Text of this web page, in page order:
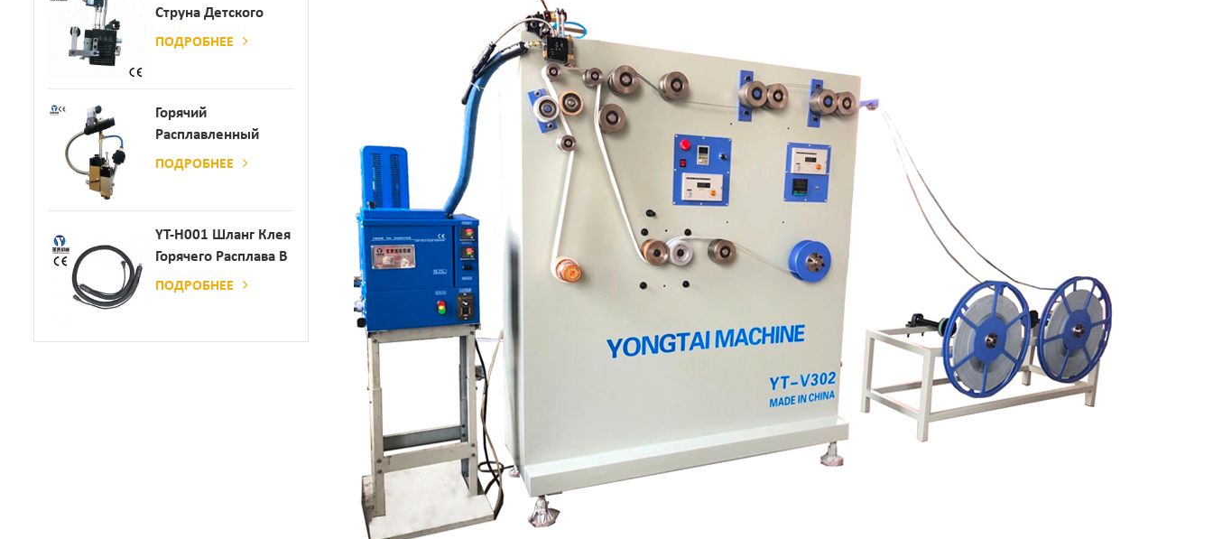
Струна Детского
Пеленки
ПОДРОБНЕЕ
Горячий
Расплавленный
Клей
ПОДРОБНЕЕ
YT-H001 Шланг Клея
Горячего Расплава В
Сочетании С
ПОДРОБНЕЕ